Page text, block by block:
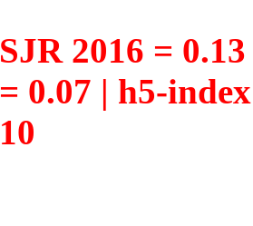
SJR 2016 =
= 0.07 | h5-
10